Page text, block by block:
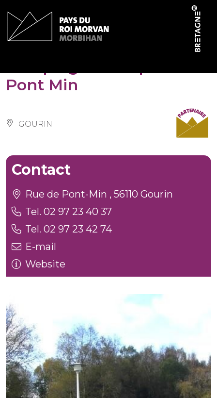
Pont Min
GOURIN
Contact
Rue de Pont-Min , 56110 Gourin
Tel. 02 97 23 40 37
Tel. 02 97 23 42 74
E-mail
Website